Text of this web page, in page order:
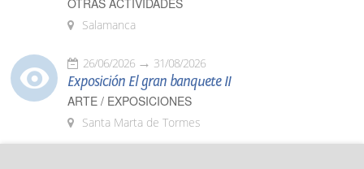
OTRAS ACTIVIDADES
Salamanca
26/06/2026 31/08/2026
Exposición El gran banquete II
ARTE / EXPOSICIONES
Santa Marta de Tormes